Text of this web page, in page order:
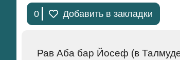
0 Добавить в закладки
Рав Аба бар Йосеф (в